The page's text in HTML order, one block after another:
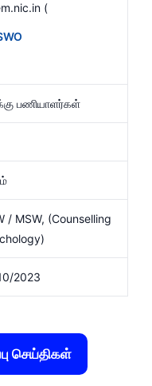
(
பணியாளர்கள்
/ MSW, (Counselling
2023
செய்திகள்